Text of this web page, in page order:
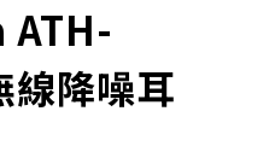
線降噪耳